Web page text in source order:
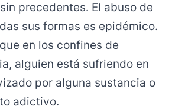
precedentes. El abuso de
sus formas es epidémico.
en los confines de
alguien está sufriendo en
por alguna sustancia o
adictivo.